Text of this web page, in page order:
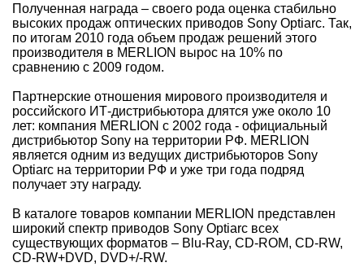
Полученная награда – своего рода оценка стабильно
высоких продаж оптических приводов Sony Optiarc. Так,
по итогам 2010 года объем продаж решений этого
производителя в MERLION вырос на 10% по
сравнению с 2009 годом.
Партнерские отношения мирового производителя и
российского ИТ-дистрибьютора длятся уже около 10
лет: компания MERLION с 2002 года - официальный
дистрибьютор Sony на территории РФ. MERLION
является одним из ведущих дистрибьюторов Sony
Optiarc на территории РФ и уже три года подряд
получает эту награду.
В каталоге товаров компании MERLION представлен
широкий спектр приводов Sony Optiarc всех
существующих форматов – Blu-Ray, CD-ROM, CD-RW,
CD-RW+DVD, DVD+/-RW.